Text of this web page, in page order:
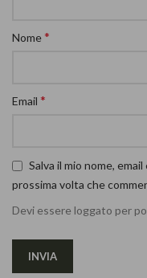
Nome*
Email *
Salva il mio nome,
prossima volta che
Devi essere loggato per